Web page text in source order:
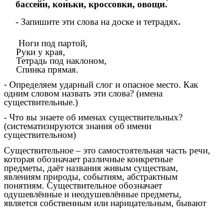
бассейн, коньки, кроссовки, овощи.
- Запишите эти слова на доске и тетрадях.
Ноги под партой,
Руки у края,
Тетрадь под наклоном,
Спинка прямая.
- Определяем ударный слог и опасное место. Как
одним словом назвать эти слова? (имена
существительные.)
- Что вы знаете об именах существительных?
(систематизируются знания об имени
существительном)
Существительное – это самостоятельная часть речи,
которая обозначает различные конкретные
предметы, даёт названия живым существам,
явлениям природы, событиям, абстрактным
понятиям. Существительное обозначает
одушевлённые и неодушевлённые предметы,
является собственным или нарицательным, бывают